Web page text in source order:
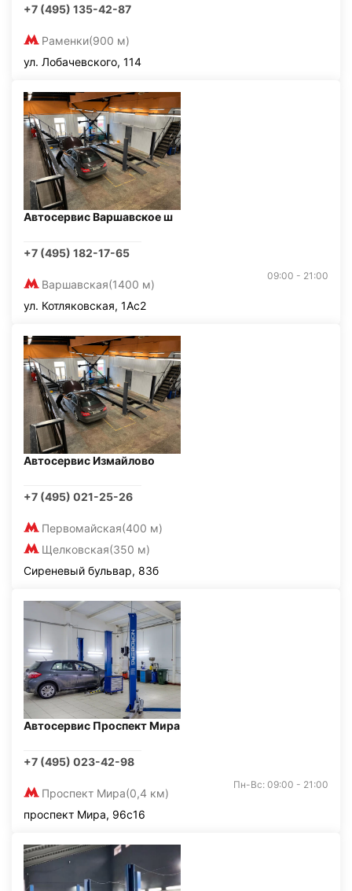
+7 (495) 135-42-87
Раменки(900 м)
ул. Лобачевского, 114
Автосервис Варшавское ш
+7 (495) 182-17-65
Варшавская(1400 м)
09:00 - 21:00
ул. Котляковская, 1Ас2
Автосервис Измайлово
+7 (495) 021-25-26
Первомайская(400 м)
Щелковская(350 м)
Сиреневый бульвар, 83б
Автосервис Проспект Мира
+7 (495) 023-42-98
Проспект Мира(0,4 км)
Пн-Вс: 09:00 - 21:00
проспект Мира, 96с16